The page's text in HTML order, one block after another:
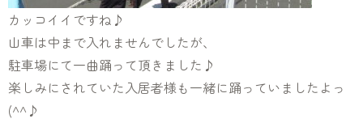
カッコイイですね♪
山車は中まで入れませんでしたが、
駐車場にて一曲踊って頂きました♪
楽しみにされていた入居者様も一緒に踊っていましたよっ
(^^♪